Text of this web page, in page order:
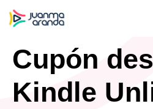
Saltar
Cupón
Kindle